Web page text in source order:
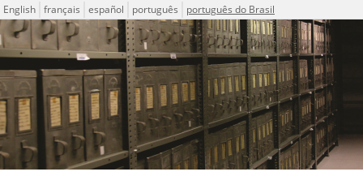
Idioma
English français español português português do Brasil
Descrições arquivísticas do acervo do Arquivo Público do
Projeto ICA-AtoM